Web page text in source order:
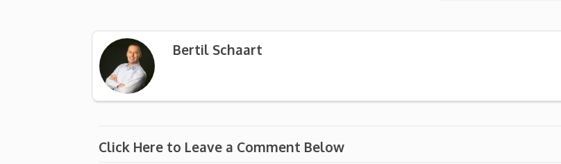
Bertil Schaart
Click Here to Leave a Comment Below